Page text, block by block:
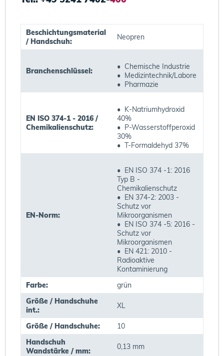
Beschichtungsmaterial
/ Handschuh:
Neopren
Branchenschlüssel:
• Chemische Industrie
• Medizintechnik/Labore
• Pharmazie
EN ISO 374-1 - 2016 /
Chemikalienschutz:
• K-Natriumhydroxid
40%
• P-Wasserstoffperoxid
30%
• T-Formaldehyd 37%
EN-Norm:
• EN ISO 374 -1: 2016
Typ B -
Chemikalienschutz
• EN 374-2: 2003 -
Schutz vor
Mikroorganismen
• EN ISO 374 -5: 2016 -
Schutz vor
Mikroorganismen
• EN 421: 2010 -
Radioaktive
Kontaminierung
Farbe:
grün
Größe / Handschuhe
int.:
XL
Größe / Handschuhe:
10
Handschuh
Wandstärke / mm:
0,13 mm